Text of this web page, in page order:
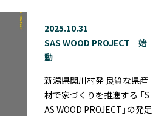
2025.10.31
SAS WOOD PROJECT 始
動
新潟県関川村発 良質な県産
材で家づくりを推進する 「S
AS WOOD PROJECT」の発足